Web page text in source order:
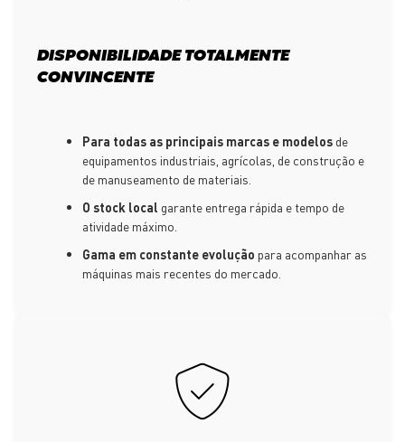
DISPONIBILIDADE TOTALMENTE
CONVINCENTE
Para todas as principais marcas e modelos de
equipamentos industriais, agrícolas, de construção e
de manuseamento de materiais.
O stock local garante entrega rápida e tempo de
atividade máximo.
Gama em constante evolução para acompanhar as
máquinas mais recentes do mercado.